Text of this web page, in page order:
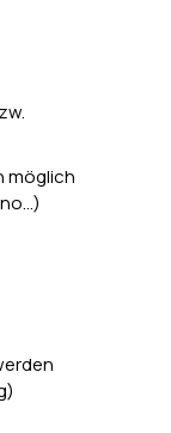
möglich